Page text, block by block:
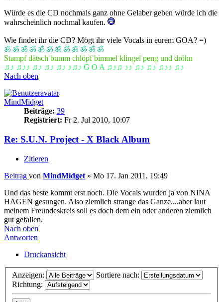
Würde es die CD nochmals ganz ohne Gelaber geben würde ich die
wahrscheinlich nochmal kaufen.
Wie findet ihr die CD? Mögt ihr viele Vocals in eurem GOA? =)
ॐ ॐ ॐ ॐ ॐ ॐ ॐ ॐ ॐ ॐ ॐ ॐ
Stampf dätsch bumm chlöpf bimmel klingel peng und dröhn
♫♪ ♫♪♪ ♫♪ ♫♪ ♫♪ ♪♫♪ G O A ♫♪♫ ♪♪ ♫♪ ♫♪ ♫♪♪ ♫♪
Nach oben
MindMidget
Beiträge: 39
Registriert: Fr 2. Jul 2010, 10:07
Re: S.U.N. Project - X Black Album
Zitieren
Beitrag von MindMidget » Mo 17. Jan 2011, 19:49
Und das beste kommt erst noch. Die Vocals wurden ja von NINA
HAGEN gesungen. Also ziemlich strange das Ganze....aber laut
meinem Freundeskreis soll es doch dem ein oder anderen ziemlich
gut gefallen.
Nach oben
Antworten
Druckansicht
Anzeigen:
Sortiere nach:
Richtung: